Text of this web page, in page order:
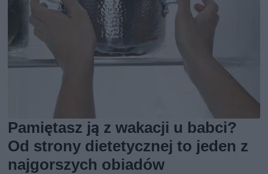
Pamiętasz ją z wakacji u babci?
Od strony dietetycznej to jeden z
najgorszych obiadów